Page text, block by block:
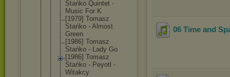
Stańko Quintet -
Music For K
[1979] Tomasz
Stańko - Almost
Green
[1986] Tomasz
Stańko - Lady Go
[1986] Tomasz
Stańko - Peyotl -
Witakcy
06 Time and